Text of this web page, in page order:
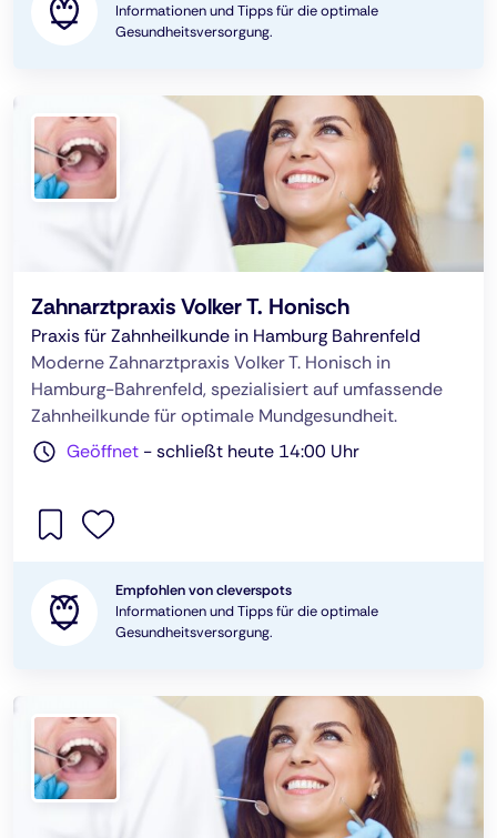
Informationen und Tipps für die optimale
Gesundheitsversorgung.
Zahnarztpraxis Volker T. Honisch
Praxis für Zahnheilkunde in Hamburg Bahrenfeld
Moderne Zahnarztpraxis Volker T. Honisch in
Hamburg-Bahrenfeld, spezialisiert auf umfassende
Zahnheilkunde für optimale Mundgesundheit.
Geöffnet -schließt heute 14:00 Uhr
Empfohlen von cleverspots
Informationen und Tipps für die optimale
Gesundheitsversorgung.